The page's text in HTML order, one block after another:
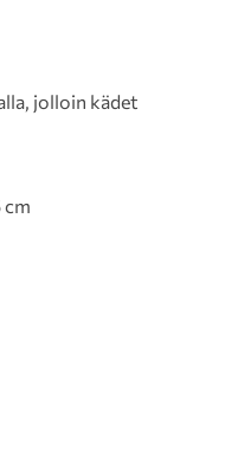
jolloin kädet
cm